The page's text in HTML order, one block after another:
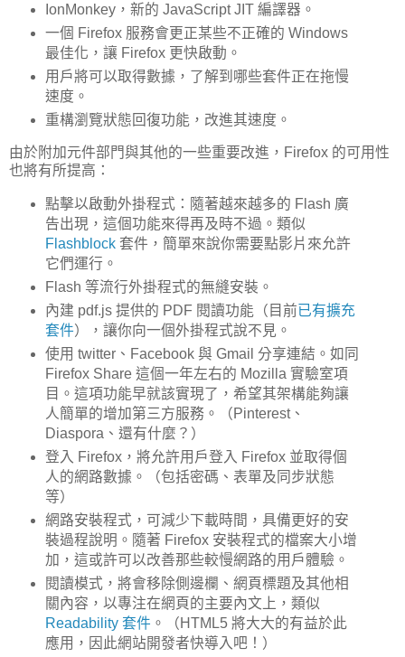
IonMonkey，新的 JavaScript JIT 編譯器。
一個 Firefox 服務會更正某些不正確的 Windows
最佳化，讓 Firefox 更快啟動。
用戶將可以取得數據，了解到哪些套件正在拖慢
速度。
重構瀏覽狀態回復功能，改進其速度。
由於附加元件部門與其他的一些重要改進，Firefox 的可用性
也將有所提高：
點擊以啟動外掛程式：隨著越來越多的 Flash 廣
告出現，這個功能來得再及時不過。類似
Flashblock套件，簡單來說你需要點影片來允許
它們運行。
Flash 等流行外掛程式的無縫安裝。
內建 pdf.js 提供的 PDF 閱讀功能（目前已有擴充
套件），讓你向一個外掛程式說不見。
使用 twitter、Facebook 與 Gmail 分享連結。如同
Firefox Share 這個一年左右的 Mozilla 實驗室項
目。這項功能早就該實現了，希望其架構能夠讓
人簡單的增加第三方服務。（Pinterest、
Diaspora、還有什麼？）
登入 Firefox，將允許用戶登入 Firefox 並取得個
人的網路數據。（包括密碼、表單及同步狀態
等）
網路安裝程式，可減少下載時間，具備更好的安
裝過程說明。隨著 Firefox 安裝程式的檔案大小增
加，這或許可以改善那些較慢網路的用戶體驗。
閱讀模式，將會移除側邊欄、網頁標題及其他相
關內容，以專注在網頁的主要內文上，類似
Readability 套件 。（HTML5 將大大的有益於此
應用，因此網站開發者快導入吧！）